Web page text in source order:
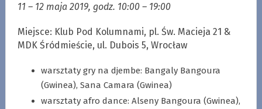
11 – 12 maja 2019, godz. 10:00 – 19:00
Miejsce: Klub Pod Kolumnami, pl. Św. Macieja 21 &
MDK Śródmieście, ul. Dubois 5, Wrocław
warsztaty gry na djembe: Bangaly Bangoura
(Gwinea), Sana Camara (Gwinea)
warsztaty afro dance: Alseny Bangoura (Gwinea),